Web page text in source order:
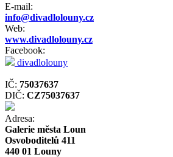
E-mail:
info@divadlolouny.cz
Web:
www.divadlolouny.cz
Facebook:
divadlolouny
IČ: 75037637
DIČ: CZ75037637
Adresa:
Galerie města Loun
Osvoboditelů 411
440 01 Louny